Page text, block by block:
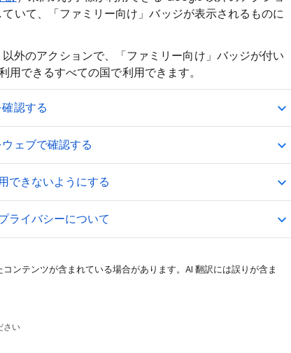
いて、「ファミリー向け」バッジが表示されるものに
外のアクションで、「ファミリー向け」バッジが付い
できるすべての国で利用できます。
認する
ェブで確認する
できないようにする
ライバシーについて
ンテンツが含まれている場合があります。AI 翻訳には誤りが含ま
さい